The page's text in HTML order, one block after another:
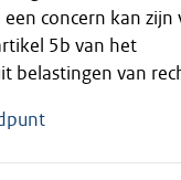
een concern kan zijn
5b van het
belastingen van